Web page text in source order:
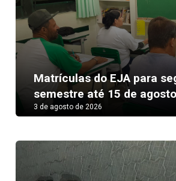
Matrículas do EJA para
semestre até 15 de agosto
3 de agosto de 2026